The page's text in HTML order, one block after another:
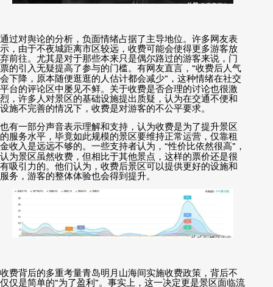
通过对舆论的分析，负面情绪占据了主导地位。许多网友表
示，由于不夜城距离市区较远，收费可能会使得更多游客放
弃前往。尤其是对于那些本来只是偶尔路过的游客来说，门
票的引入无疑提高了参与的门槛。有网友直言， “收费后人气
会下降，原本随便逛逛的人估计都会减少” ，这种情绪在社交
平台的评论区中屡见不鲜。关于收费是否合理的讨论也很激
烈，许多人对景区的基础设施提出质疑，认为在交通不便和
设施不完善的情况下，收费是对游客的不公平要求。
也有一部分声音表示理解和支持，认为收费是为了提升景区
的服务水平，毕竟如此规模的景区要维持正常运营，仅靠租
金收入是远远不够的。一些支持者认为， “性价比依然很高” ，
认为景区虽然收费，但相比于其他景点，这样的票价还是很
有吸引力的。他们认为，收费后景区可以提供更好的设施和
服务，游客的整体体验也会得到提升。
收费背后的多重考量青岛明月山海间实施收费政策，背后不
仅仅是简单的“为了盈利 ”。事实上，这一决定更是景区面临流